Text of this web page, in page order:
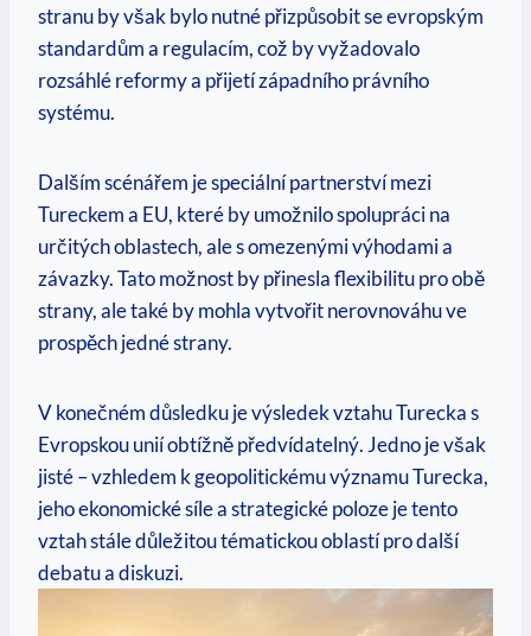
stranu by však bylo nutné přizpůsobit se evropským
standardům a regulacím, což by vyžadovalo
rozsáhlé reformy a přijetí západního právního
systému.
Dalším scénářem je speciální partnerství mezi
Tureckem a EU, které by umožnilo spolupráci na
určitých oblastech, ale s omezenými výhodami a
závazky. Tato možnost by přinesla flexibilitu pro obě
strany, ale také by mohla vytvořit nerovnováhu ve
prospěch jedné strany.
V konečném důsledku je výsledek vztahu Turecka s
Evropskou unií obtížně předvídatelný. Jedno je však
jisté – vzhledem k geopolitickému významu Turecka,
jeho ekonomické síle a strategické poloze je tento
vztah stále důležitou tématickou oblastí pro další
debatu a diskuzi.